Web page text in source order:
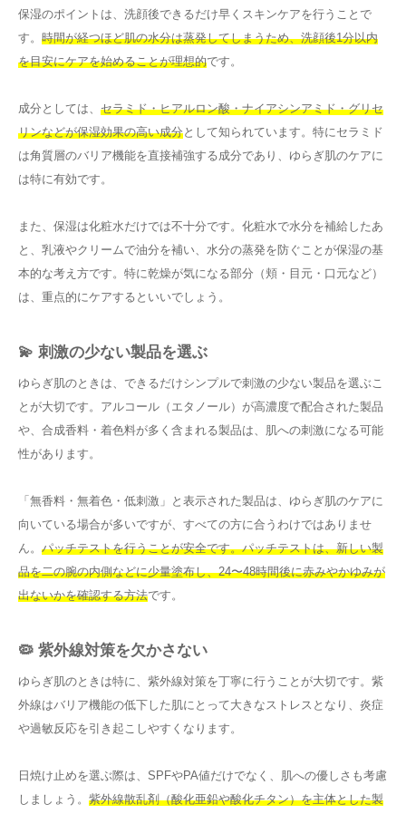
保湿のポイントは、洗顔後できるだけ早くスキンケアを行うことで
す。 時間が経つほど肌の水分は蒸発してしまうため、洗顔後1分以内
を目安にケアを始めることが理想的です。
成分としては、 セラミド・ヒアルロン酸・ナイアシンアミド・グリセ
リンなどが保湿効果の高い成分として知られています。特にセラミド
は角質層のバリア機能を直接補強する成分であり、ゆらぎ肌のケアに
は特に有効です。
また、保湿は化粧水だけでは不十分です。化粧水で水分を補給したあ
と、乳液やクリームで油分を補い、水分の蒸発を防ぐことが保湿の基
本的な考え方です。特に乾燥が気になる部分（頬・目元・口元など）
は、重点的にケアするといいでしょう。
💫 刺激の少ない製品を選ぶ
ゆらぎ肌のときは、できるだけシンプルで刺激の少ない製品を選ぶこ
とが大切です。アルコール（エタノール）が高濃度で配合された製品
や、合成香料・着色料が多く含まれる製品は、肌への刺激になる可能
性があります。
「無香料・無着色・低刺激」と表示された製品は、ゆらぎ肌のケアに
向いている場合が多いですが、すべての方に合うわけではありませ
ん。 パッチテストを行うことが安全です。パッチテストは、新しい製
品を二の腕の内側などに少量塗布し、24〜48時間後に赤みやかゆみが
出ないかを確認する方法です。
🦠 紫外線対策を欠かさない
ゆらぎ肌のときは特に、紫外線対策を丁寧に行うことが大切です。紫
外線はバリア機能の低下した肌にとって大きなストレスとなり、炎症
や過敏反応を引き起こしやすくなります。
日焼け止めを選ぶ際は、SPFやPA値だけでなく、肌への優しさも考慮
しましょう。 紫外線散乱剤（酸化亜鉛や酸化チタン）を主体とした製